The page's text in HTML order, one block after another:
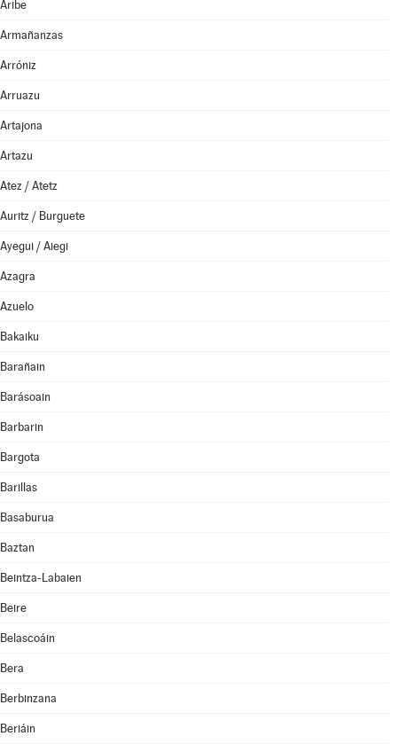
Aribe
Armañanzas
Arróniz
Arruazu
Artajona
Artazu
Atez / Atetz
Auritz / Burguete
Ayegui / Aiegi
Azagra
Azuelo
Bakaiku
Barañain
Barásoain
Barbarin
Bargota
Barillas
Basaburua
Baztan
Beintza-Labaien
Beire
Belascoáin
Bera
Berbinzana
Beriáin